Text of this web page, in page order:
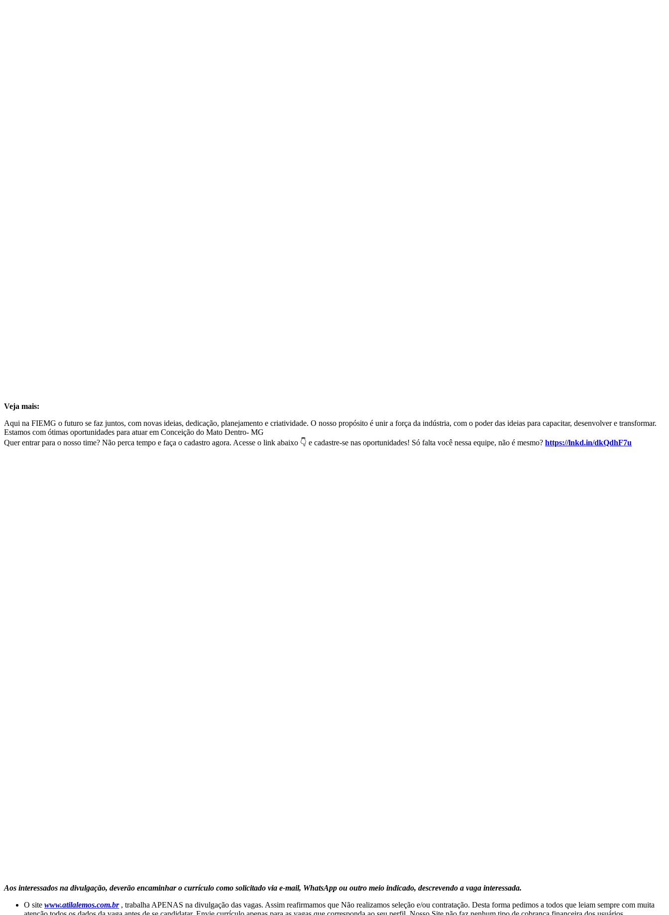
Veja mais:
Aqui na FIEMG o futuro se faz juntos, com novas ideias, dedicação, planejamento e criatividade. O nosso propósito é unir a força da indústria, com o poder das ideias para capacitar, desenvolver e transformar.
Estamos com ótimas oportunidades para atuar em Conceição do Mato Dentro- MG
Quer entrar para o nosso time? Não perca tempo e faça o cadastro agora. Acesse o link abaixo 👇 e cadastre-se nas oportunidades! Só falta você nessa equipe, não é mesmo? https://lnkd.in/dkQdhF7u
Aos interessados na divulgação, deverão encaminhar o currículo como solicitado via e-mail, WhatsApp ou outro meio indicado, descrevendo a vaga interessada.
O site www.atilalemos.com.br, trabalha APENAS na divulgação das vagas. Assim reafirmamos que Não realizamos seleção e/ou contratação. Desta forma pedimos a todos que leiam sempre com muita